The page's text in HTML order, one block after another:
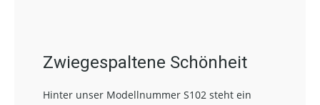
Zwiegespaltene Schönheit
Hinter unser Modellnummer S102 steht ein